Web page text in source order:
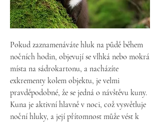
Pokud zaznamenáváte hluk na půdě během
nočních hodin, objevují se vlhká nebo mokrá
místa na sádrokartonu, a nacházíte
exkrementy kolem objektu, je velmi
pravděpodobné, že se jedná o návštěvu kuny.
Kuna je aktivní hlavně v noci, což vysvětluje
noční hluky, a její přítomnost může vést k